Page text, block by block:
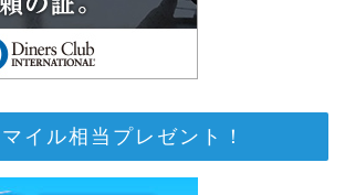
イル相当プレゼント！